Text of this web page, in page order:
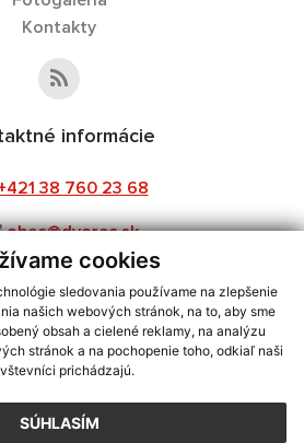
cookies
sledovania používame na zlepšenie
našich webových stránok, na to, aby sme
obsah a cielené reklamy, na analýzu
stránok a na pochopenie toho, odkiaľ naši
prichádzajú.
SÚHLASÍM
Kontakty
informácie
38 760 23 68
obec@dvorec.sk
aktuálnych informácií s využitím RSS
ECHELON 2,Mapa stránok,web portál
s.r.o.,domény,registrácia domény